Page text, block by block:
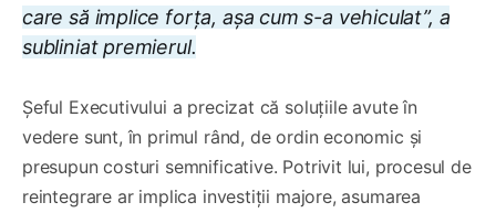
care să implice forța, așa cum s-a vehiculat”, a
subliniat premierul.
Șeful Executivului a precizat că soluțiile avute în
vedere sunt, în primul rând, de ordin economic și
presupun costuri semnificative. Potrivit lui, procesul de
reintegrare ar implica investiții majore, asumarea